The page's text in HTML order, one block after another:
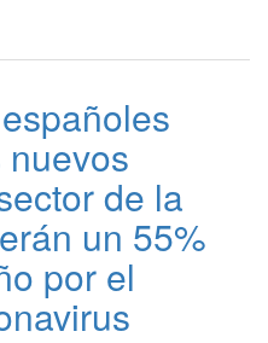
de la
un 55%
por el